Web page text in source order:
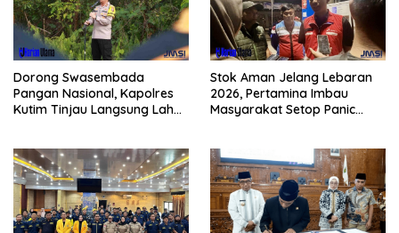
Dorong Swasembada
Pangan Nasional, Kapolres
Kutim Tinjau Langsung Lahan
Stok Aman Jelang Lebaran
2026, Pertamina Imbau
Masyarakat Setop Panic